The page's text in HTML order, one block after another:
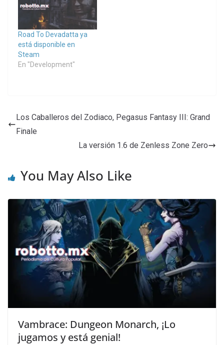
Road To Devadatta ya
está disponible en
Steam
En "Development"
Los Caballeros del Zodiaco, Pegasus Fantasy III: Grand
Finale
La versión 1.6 de Zenless Zone Zero
You May Also Like
Vambrace: Dungeon Monarch, ¡Lo
jugamos y está genial!